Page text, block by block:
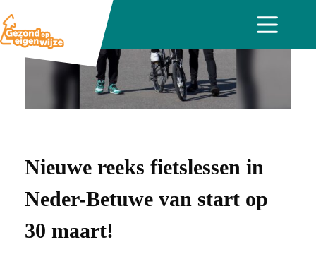
naar
de
inhoud
Nieuwe reeks fietslessen in
Neder-Betuwe van start op
30 maart!